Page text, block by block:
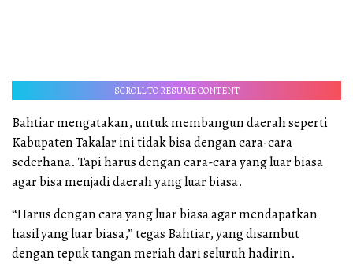
SCROLL TO RESUME CONTENT
Bahtiar mengatakan, untuk membangun daerah seperti
Kabupaten Takalar ini tidak bisa dengan cara-cara
sederhana. Tapi harus dengan cara-cara yang luar biasa
agar bisa menjadi daerah yang luar biasa.
“Harus dengan cara yang luar biasa agar mendapatkan
hasil yang luar biasa,” tegas Bahtiar, yang disambut
dengan tepuk tangan meriah dari seluruh hadirin.